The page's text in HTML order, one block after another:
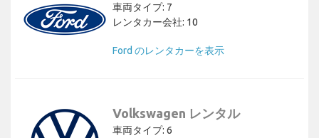
車両タイプ: 7
レンタカー会社: 10
Ford のレンタカーを表示
Volkswagen レンタル
車両タイプ: 6